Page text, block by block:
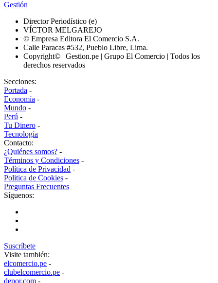
Gestión
Director Periodístico (e)
VÍCTOR MELGAREJO
© Empresa Editora El Comercio S.A.
Calle Paracas #532, Pueblo Libre, Lima.
Copyright© | Gestion.pe | Grupo El Comercio | Todos los
derechos reservados
Secciones:
Portada -
Economía -
Mundo -
Perú -
Tu Dinero -
Tecnología
Contacto:
¿Quiénes somos? -
Términos y Condiciones -
Política de Privacidad -
Politica de Cookies -
Preguntas Frecuentes
Síguenos:
Suscríbete
Visite también:
elcomercio.pe -
clubelcomercio.pe -
depor.com -